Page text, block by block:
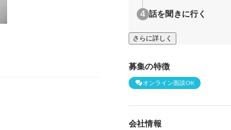
話を聞きに行く
さらに詳しく
募集の特徴
オンライン面談OK
会社情報